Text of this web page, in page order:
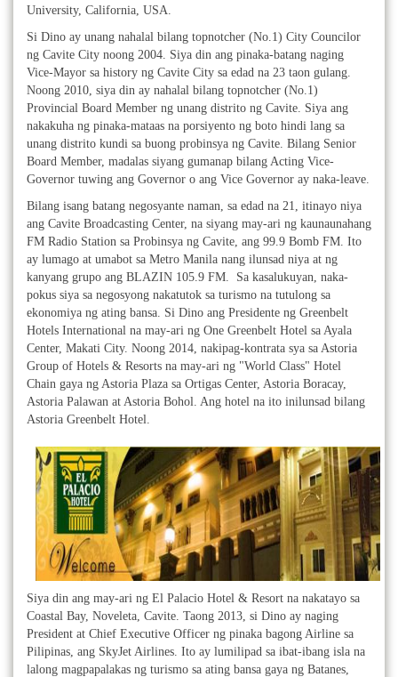
University, California, USA.
Si Dino ay unang nahalal bilang topnotcher (No.1) City Councilor
ng Cavite City noong 2004. Siya din ang pinaka-batang naging
Vice-Mayor sa history ng Cavite City sa edad na 23 taon gulang.
Noong 2010, siya din ay nahalal bilang topnotcher (No.1)
Provincial Board Member ng unang distrito ng Cavite. Siya ang
nakakuha ng pinaka-mataas na porsiyento ng boto hindi lang sa
unang distrito kundi sa buong probinsya ng Cavite. Bilang Senior
Board Member, madalas siyang gumanap bilang Acting Vice-
Governor tuwing ang Governor o ang Vice Governor ay naka-leave.
Bilang isang batang negosyante naman, sa edad na 21, itinayo niya
ang Cavite Broadcasting Center, na siyang may-ari ng kaunaunahang
FM Radio Station sa Probinsya ng Cavite, ang 99.9 Bomb FM. Ito
ay lumago at umabot sa Metro Manila nang ilunsad niya at ng
kanyang grupo ang BLAZIN 105.9 FM. Sa kasalukuyan, naka-
pokus siya sa negosyong nakatutok sa turismo na tutulong sa
ekonomiya ng ating bansa. Si Dino ang Presidente ng Greenbelt
Hotels International na may-ari ng One Greenbelt Hotel sa Ayala
Center, Makati City. Noong 2014, nakipag-kontrata sya sa Astoria
Group of Hotels & Resorts na may-ari ng "World Class" Hotel
Chain gaya ng Astoria Plaza sa Ortigas Center, Astoria Boracay,
Astoria Palawan at Astoria Bohol. Ang hotel na ito inilunsad bilang
Astoria Greenbelt Hotel.
Siya din ang may-ari ng El Palacio Hotel & Resort na nakatayo sa
Coastal Bay, Noveleta, Cavite. Taong 2013, si Dino ay naging
President at Chief Executive Officer ng pinaka bagong Airline sa
Pilipinas, ang SkyJet Airlines. Ito ay lumilipad sa ibat-ibang isla na
lalong magpapalakas ng turismo sa ating bansa gaya ng Batanes,